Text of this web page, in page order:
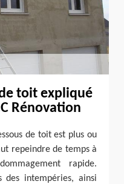
toit expliqué
Rénovation
de toit est plus ou
repeindre de temps à
rapide.
des intempéries, ainsi